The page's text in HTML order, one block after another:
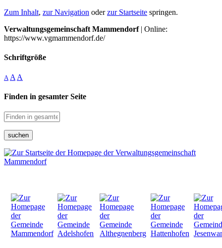
Zum Inhalt, zur Navigation oderzur Startseite springen.
Verwaltungsgemeinschaft Mammendorf| Online:
https://www.vgmammendorf.de/
Schriftgröße
A A A
Finden in gesamter Seite
suchen